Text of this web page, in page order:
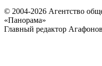
© 2004-2026 Агентство
«Панорама»
Главный редактор